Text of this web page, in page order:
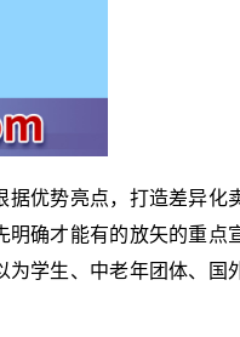
据优势亮点，打造差异化
明确才能有的放矢的重点
为学生、中老年团体、国